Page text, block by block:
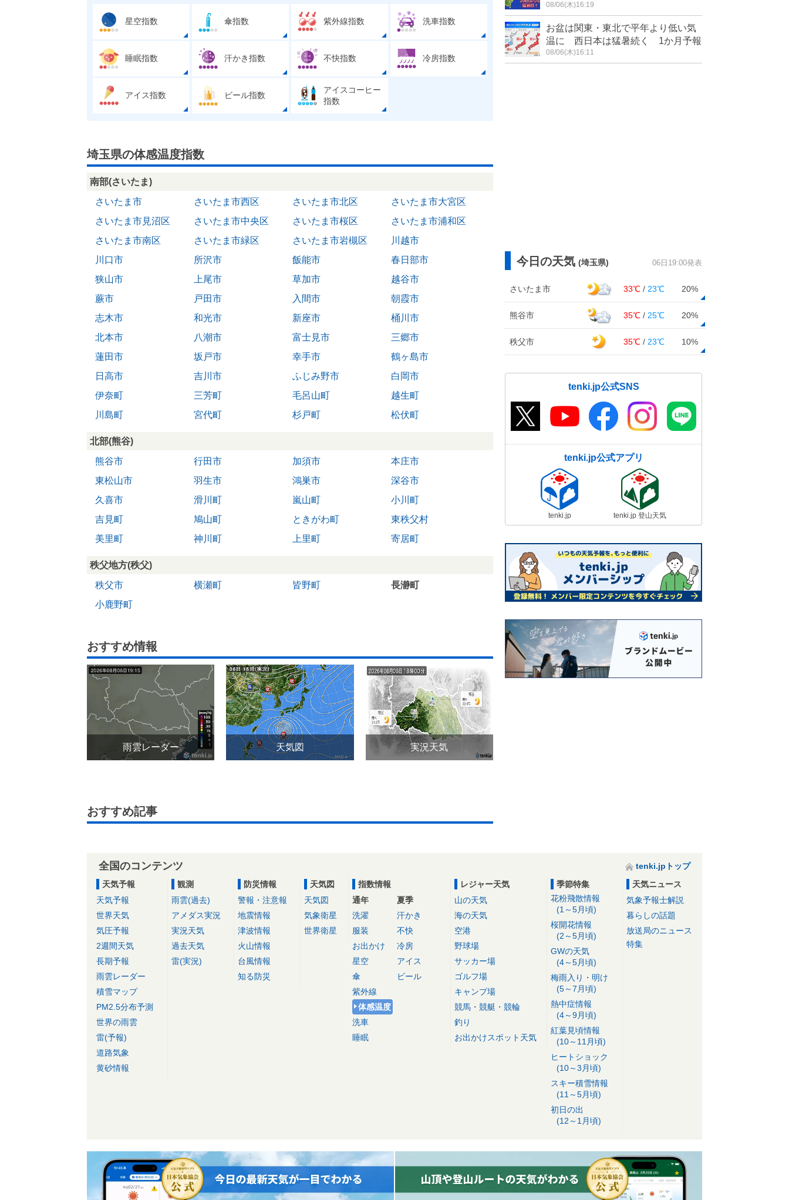
星空指数 傘指数 紫外線指数 洗車指数
睡眠指数 汗かき指数 不快指数 冷房指数
アイス指数 ビール指数
アイスコーヒー
指数
埼玉県の体感温度指数
南部(さいたま)
さいたま市
さいたま市西区 さいたま市北区
さいたま市大宮区
さいたま市見沼区
さいたま市中央区 さいたま市桜区
さいたま市浦和区
さいたま市南区
さいたま市緑区 さいたま市岩槻区
川越市
川口市
所沢市 飯能市
春日部市
狭山市
上尾市 草加市
越谷市
蕨市
戸田市 入間市
朝霞市
志木市
和光市 新座市
桶川市
北本市
八潮市 富士見市
三郷市
蓮田市
坂戸市 幸手市
鶴ヶ島市
日高市
吉川市 ふじみ野市
白岡市
伊奈町
三芳町 毛呂山町
越生町
川島町
宮代町 杉戸町 松伏町
北部(熊谷)
熊谷市
行田市 加須市
本庄市
東松山市
羽生市 鴻巣市
深谷市
久喜市
滑川町 嵐山町
小川町
吉見町
鳩山町 ときがわ町
東秩父村
美里町
神川町 上里町 寄居町
秩父地方(秩父)
秩父市
横瀬町 皆野町
長瀞町
小鹿野町
おすすめ情報
雨雲レーダー 天気図 実況天気
おすすめ記事
08/06(木)16:19
お盆は関東・東北で平年より低い気
温に 西日本は猛暑続く 1か月予報
08/06(木)16:11
今日の天気 (埼玉県) 06日19:00発表
さいたま市 33℃ / 23℃ 20%
熊谷市 35℃ / 25℃ 20%
秩父市 35℃ / 23℃ 10%
tenki.jp公式SNS
tenki.jp公式アプリ
tenki.jp tenki.jp 登山天気
全国のコンテンツ
tenki.jpトップ
天気予報
天気予報
世界天気
気圧予報
2週間天気
長期予報
雨雲レーダー
積雪マップ
PM2.5分布予測
世界の雨雲
雷(予報)
道路気象
黄砂情報
観測
雨雲(過去)
アメダス実況
実況天気
過去天気
雷(実況)
防災情報
警報・注意報
地震情報
津波情報
火山情報
台風情報
知る防災
天気図
天気図
気象衛星
世界衛星
指数情報
通年
洗濯
服装
お出かけ
星空
傘
紫外線
体感温度
洗車
睡眠
夏季
汗かき
不快
冷房
アイス
ビール
レジャー天気
山の天気
海の天気
空港
野球場
サッカー場
ゴルフ場
キャンプ場
競馬・競艇・競輪
釣り
お出かけスポット天気
季節特集
花粉飛散情報
(1～5月頃)
桜開花情報
(2～5月頃)
GWの天気
(4～5月頃)
梅雨入り・明け
(5～7月頃)
熱中症情報
(4～9月頃)
紅葉見頃情報
(10～11月頃)
ヒートショック
(10～3月頃)
スキー積雪情報
(11～5月頃)
初日の出
(12～1月頃)
天気ニュース
気象予報士解説
暮らしの話題
放送局のニュース
特集